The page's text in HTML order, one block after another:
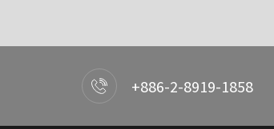
+886-2-8919-1858